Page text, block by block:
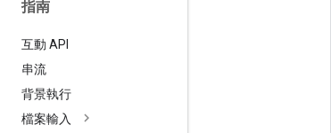
指南
互動 API
串流
背景執行
檔案輸入